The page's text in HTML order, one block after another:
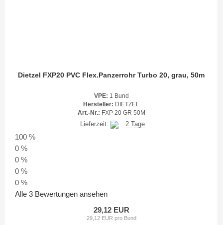
Dietzel FXP20 PVC Flex.Panzerrohr Turbo 20, grau, 50m
VPE: 1 Bund
Hersteller: DIETZEL
Art.-Nr.: FXP 20 GR 50M
Lieferzeit: 2 Tage
100 %
0 %
0 %
0 %
0 %
Alle 3 Bewertungen ansehen
29,12 EUR
29,12 EUR pro Bund